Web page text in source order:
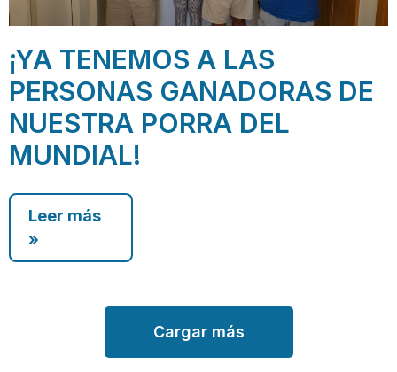
¡YA TENEMOS A LAS
PERSONAS GANADORAS DE
NUESTRA PORRA DEL
MUNDIAL!
Leer más
»
Cargar más